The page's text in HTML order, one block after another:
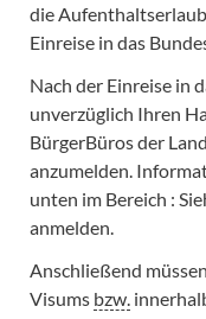
die
Einreise in das
Nach der Einreise in
unverzüglich Ihren
BürgerBüros der
anzumelden.
unten im Bereich :
anmelden.
Anschließend
Visums bzw.